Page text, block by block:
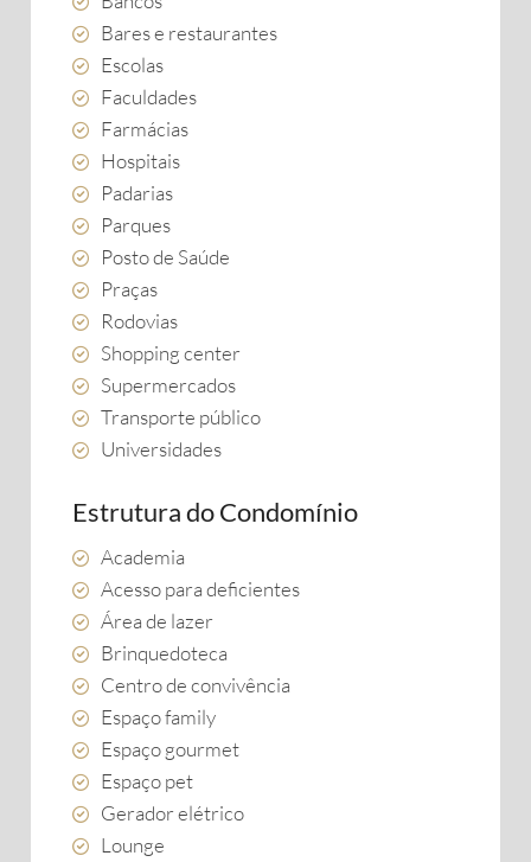
Bares e restaurantes
Escolas
Faculdades
Farmácias
Hospitais
Padarias
Parques
Posto de Saúde
Praças
Rodovias
Shopping center
Supermercados
Transporte público
Universidades
Estrutura do Condomínio
Academia
Acesso para deficientes
Área de lazer
Brinquedoteca
Centro de convivência
Espaço family
Espaço gourmet
Espaço pet
Gerador elétrico
Lounge